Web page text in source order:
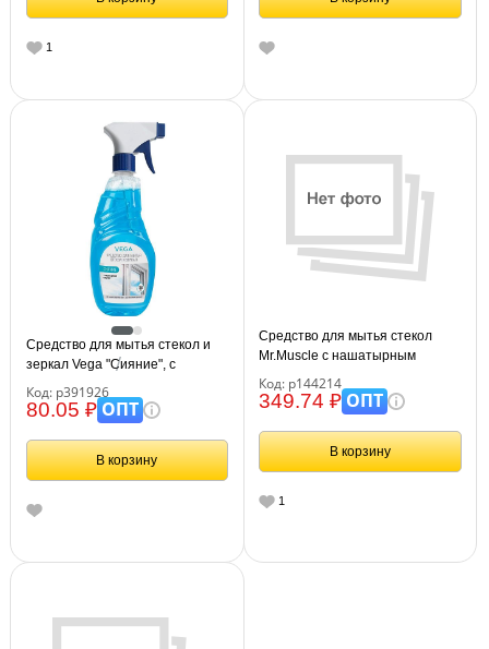
1
Средство для мытья стекол и
зеркал Vega "Сияние", с
Код: р391926
80.05 ₽ОПТ
В корзину
Средство для мытья стекол
Mr.Muscle с нашатырным
500мл, с курком
Код: р144214
349.74 ₽ОПТ
В корзину
1